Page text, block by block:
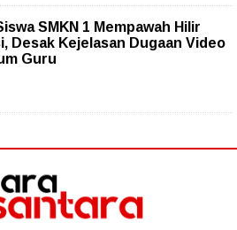
SMKN 1 Mempawah Hilir
Desak Kejelasan Dugaan Video
Guru